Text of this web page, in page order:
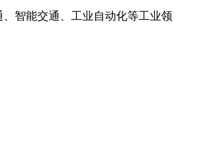
智能交通、工业自动化等工业领